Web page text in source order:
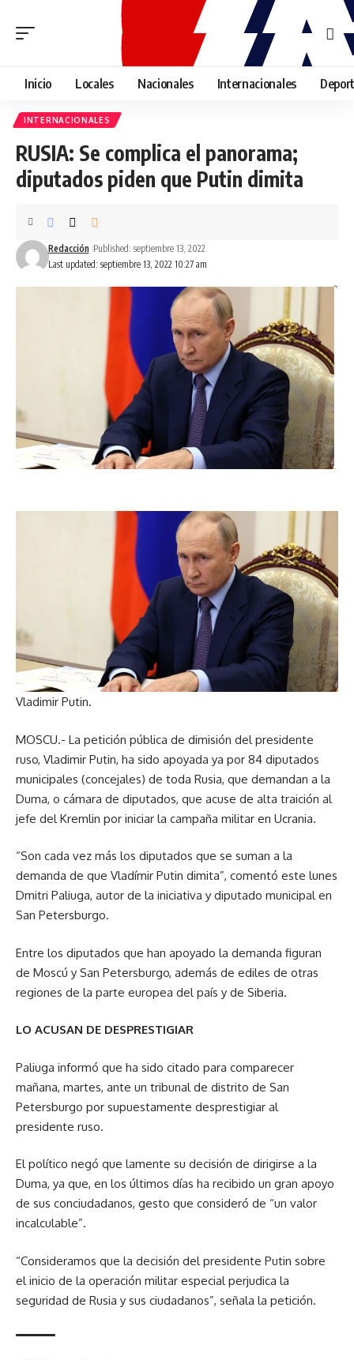
Inicio Locales Nacionales Internacionales
INTERNACIONALES
RUSIA: Se complica el panorama;
diputados piden que Putin dimita
Last updated: septiembre 13, 2022 10:27 am
Redacción Published: septiembre 13, 2022
Vladimir Putin.
MOSCU.- La petición pública de dimisión del presidente
ruso, Vladimir Putin, ha sido apoyada ya por 84 diputados
municipales (concejales) de toda Rusia, que demandan a la
Duma, o cámara de diputados, que acuse de alta traición al
jefe del Kremlin por iniciar la campaña militar en Ucrania.
“Son cada vez más los diputados que se suman a la
demanda de que Vladímir Putin dimita”, comentó este lunes
Dmitri Paliuga, autor de la iniciativa y diputado municipal en
San Petersburgo.
Entre los diputados que han apoyado la demanda figuran
de Moscú y San Petersburgo, además de ediles de otras
regiones de la parte europea del país y de Siberia.
LO ACUSAN DE DESPRESTIGIAR
Paliuga informó que ha sido citado para comparecer
mañana, martes, ante un tribunal de distrito de San
Petersburgo por supuestamente desprestigiar al
presidente ruso.
El político negó que lamente su decisión de dirigirse a la
Duma, ya que, en los últimos días ha recibido un gran apoyo
de sus conciudadanos, gesto que consideró de “un valor
incalculable”.
“Consideramos que la decisión del presidente Putin sobre
el inicio de la operación militar especial perjudica la
seguridad de Rusia y sus ciudadanos”, señala la petición.